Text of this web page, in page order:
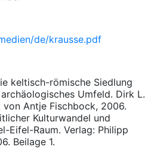
de/krausse.pdf
keltisch-römische Siedlung
Umfeld. Dirk L.
Antje Fischbock, 2006.
Kulturwandel und
Eifel-Raum. Verlag: Philipp
Beilage 1.